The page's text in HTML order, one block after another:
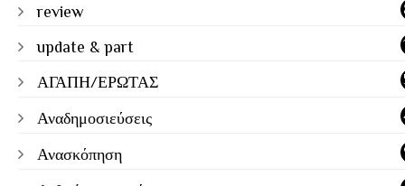
review
update & part
ΑΓΑΠΗ/ΕΡΩΤΑΣ
Αναδημοσιεύσεις
Ανασκόπηση